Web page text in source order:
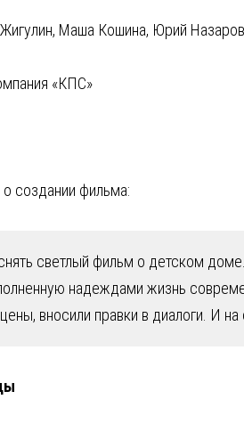
Маша Кошина, Юрий
«КПС»
создании фильма:
светлый фильм о детском
надеждами жизнь
вносили правки в диалоги. И